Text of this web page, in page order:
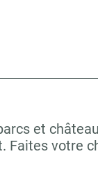
et
votre